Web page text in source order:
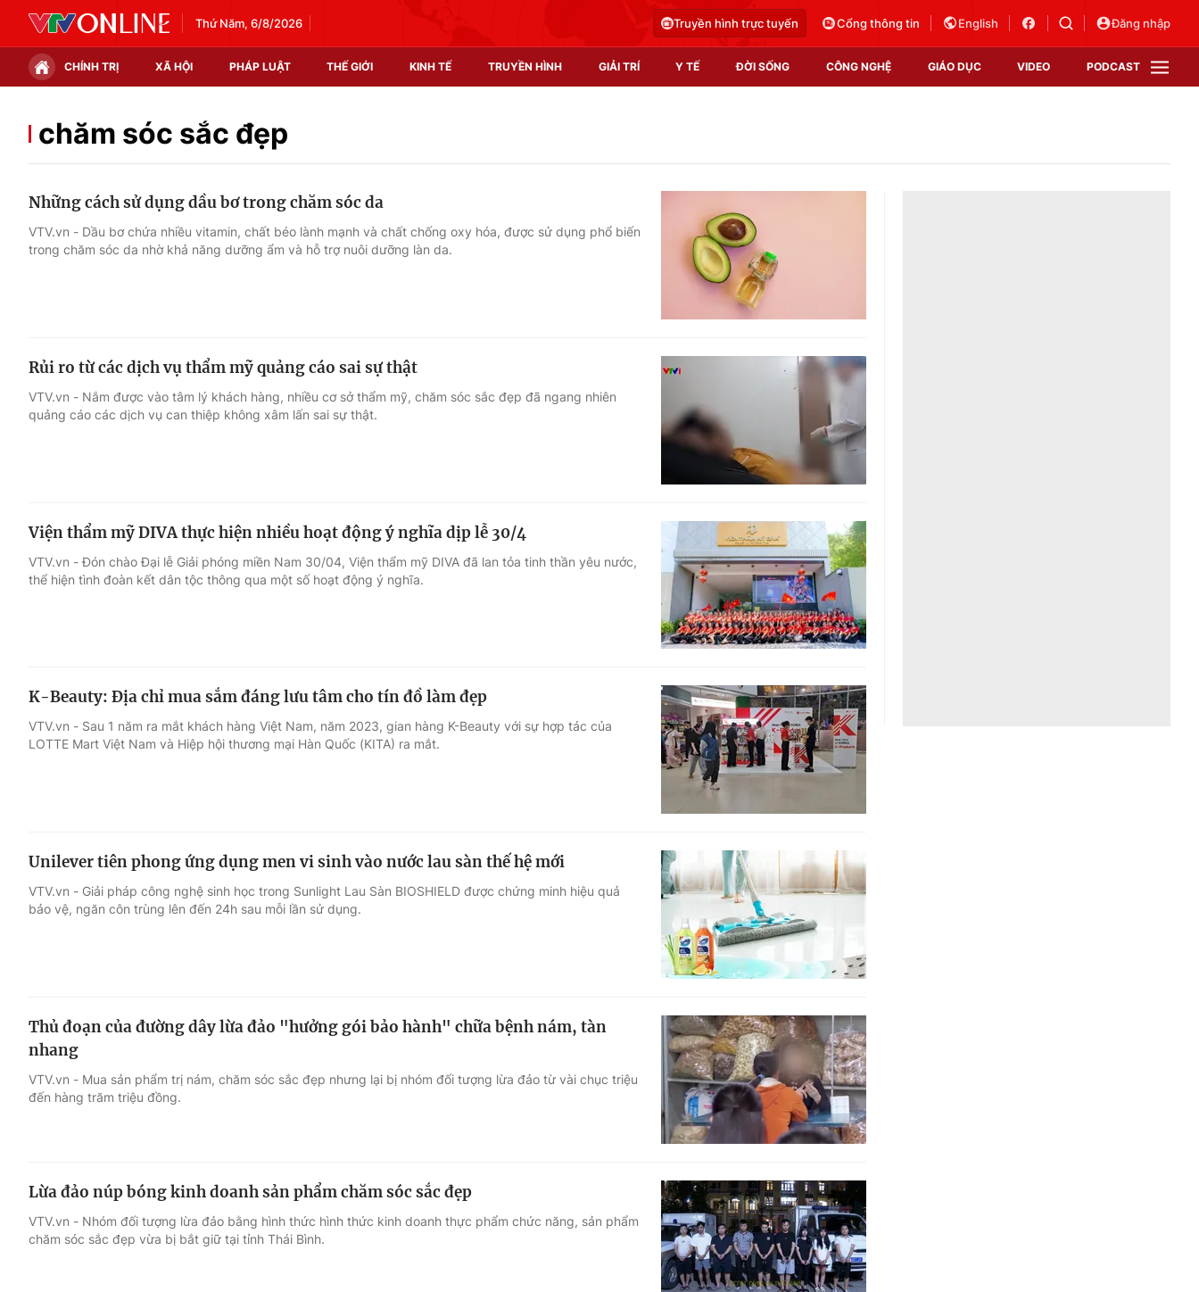
Thứ Năm, 6/8/2026 Truyền hình trực tuyến Cổng thông tin English Đăng nhập
CHÍNH TRỊ XÃ HỘI PHÁP LUẬT THẾ GIỚI KINH TẾ TRUYỀN HÌNH GIẢI TRÍ Y TẾ ĐỜI SỐNG CÔNG NGHỆ GIÁO DỤC VIDEO PODCAST
Chính trị Xã hội
Thế giới đó đây
Thị trường
Video
Shorts video
Podcast
EMagazine
Photo
Góc ảnh
Điện ảnh
Âm nhạc
Sao
Du lịch
Làm đẹp
Chất lượng cuộc sống
Tuyển sinh
Học trực tuyến
Công nghệ
Hitech Công nghệ tương lai
Sản phẩm
Thị trường
Tư vấn
VTV Sức khoẻ
chăm sóc sắc đẹp
Những cách sử dụng dầu bơ trong chăm sóc da
VTV.vn - Dầu bơ chứa nhiều vitamin, chất béo lành mạnh và chất chống oxy hóa, được sử dụng phổ biến
trong chăm sóc da nhờ khả năng dưỡng ẩm và hỗ trợ nuôi dưỡng làn da.
Rủi ro từ các dịch vụ thẩm mỹ quảng cáo sai sự thật
VTV.vn - Nắm được vào tâm lý khách hàng, nhiều cơ sở thẩm mỹ, chăm sóc sắc đẹp đã ngang nhiên
quảng cáo các dịch vụ can thiệp không xâm lấn sai sự thật.
Viện thẩm mỹ DIVA thực hiện nhiều hoạt động ý nghĩa dịp lễ 30/4
VTV.vn - Đón chào Đại lễ Giải phóng miền Nam 30/04, Viện thẩm mỹ DIVA đã lan tỏa tinh thần yêu nước,
thể hiện tình đoàn kết dân tộc thông qua một số hoạt động ý nghĩa.
K-Beauty: Địa chỉ mua sắm đáng lưu tâm cho tín đồ làm đẹp
VTV.vn - Sau 1 năm ra mắt khách hàng Việt Nam, năm 2023, gian hàng K-Beauty với sự hợp tác của
LOTTE Mart Việt Nam và Hiệp hội thương mại Hàn Quốc (KITA) ra mắt.
Unilever tiên phong ứng dụng men vi sinh vào nước lau sàn thế hệ mới
VTV.vn - Giải pháp công nghệ sinh học trong Sunlight Lau Sàn BIOSHIELD được chứng minh hiệu quả
bảo vệ, ngăn côn trùng lên đến 24h sau mỗi lần sử dụng.
Thủ đoạn của đường dây lừa đảo "hưởng gói bảo hành" chữa bệnh nám, tàn
nhang
VTV.vn - Mua sản phẩm trị nám, chăm sóc sắc đẹp nhưng lại bị nhóm đối tượng lừa đảo từ vài chục triệu
đến hàng trăm triệu đồng.
Lừa đảo núp bóng kinh doanh sản phẩm chăm sóc sắc đẹp
VTV.vn - Nhóm đối tượng lừa đảo bằng hình thức hình thức kinh doanh thực phẩm chức năng, sản phẩm
chăm sóc sắc đẹp vừa bị bắt giữ tại tỉnh Thái Bình.